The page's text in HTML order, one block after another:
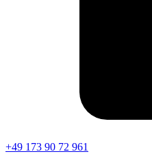
+49 173 90 72 961